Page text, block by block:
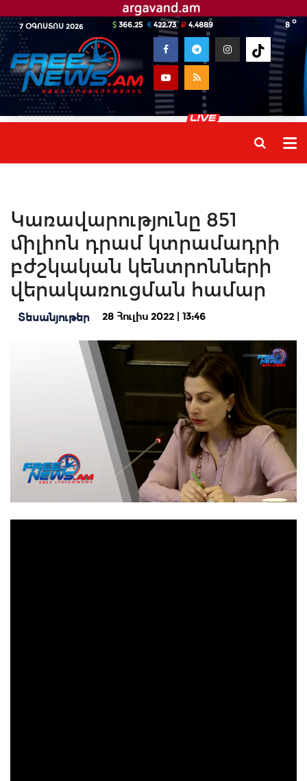
7 ՕԳՈՍՏՈՍ 2026 8 o
366.25 422.73 4.4889
Կառավարությունը 851
միլիոն դրամ կտրամադրի
բժշկական կենտրոնների
վերակառուցման համար
Տեսանյութեր 28 Հուլիս 2022 | 13:46